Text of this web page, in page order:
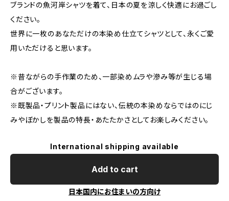
ブランドの魚河岸シャツを着て、日本の夏を涼しく快適にお過ごし
ください。
世界に一枚のあなただけの本染め仕立てシャツとして、永くご愛
用いただけると思います。
※昔ながらの手作業のため、一部染めムラや滲み等が生じる場
合がございます。
※既製品・プリント製品にはない、伝統の本染めならではのにじ
みやぼかしを製品の特長・あたたかさとしてお楽しみください。
International shipping available
Add to cart
日本国内にお住まいの方向け